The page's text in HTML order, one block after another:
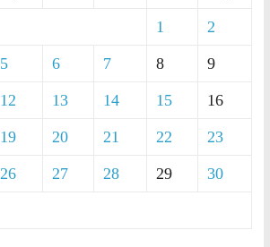
1 2
5 6 7 8 9
12 13 14 15 16
19 20 21 22 23
26 27 28 29 30